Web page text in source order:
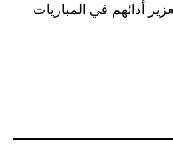
أدائهم في المباريات